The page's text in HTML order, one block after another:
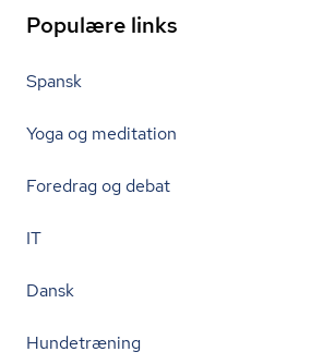
Populære links
Spansk
Yoga og meditation
Foredrag og debat
IT
Dansk
Hundetræning